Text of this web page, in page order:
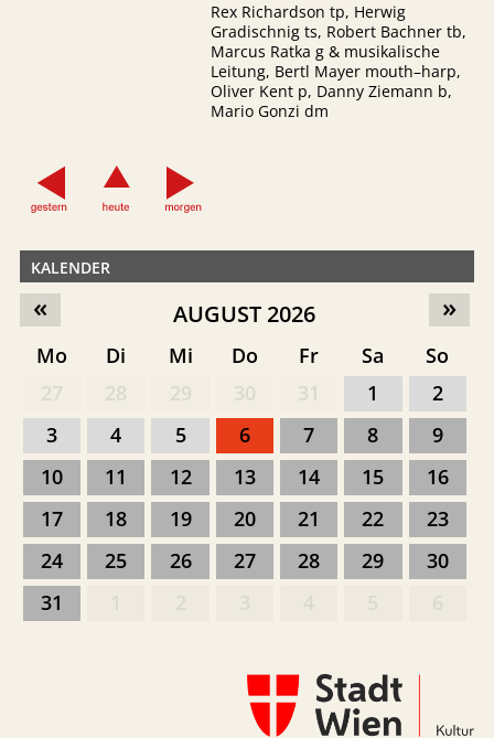
Rex Richardson tp, Herwig
Gradischnig ts, Robert Bachner tb,
Marcus Ratka g & musikalische
Leitung, Bertl Mayer mouth–harp,
Oliver Kent p, Danny Ziemann b,
Mario Gonzi dm
KALENDER
»
« AUGUST 2026
Mo Di Mi Do Fr Sa
So
1
2
3
4 5 6 7 8
9
10
11 12 13 14 15
16
17
18 19 20 21 22
23
24
25 26 27 28 29
30
31